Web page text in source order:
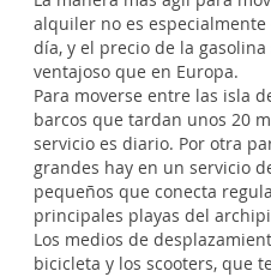
alquiler no es especialmente
día, y el precio de la
ventajoso que en Europa.
Para moverse entre las isla
barcos que tardan unos 20
servicio es diario. Por otra
grandes hay en un servicio
pequeños que conecta
principales playas del
Los medios de
bicicleta y los scooters, que